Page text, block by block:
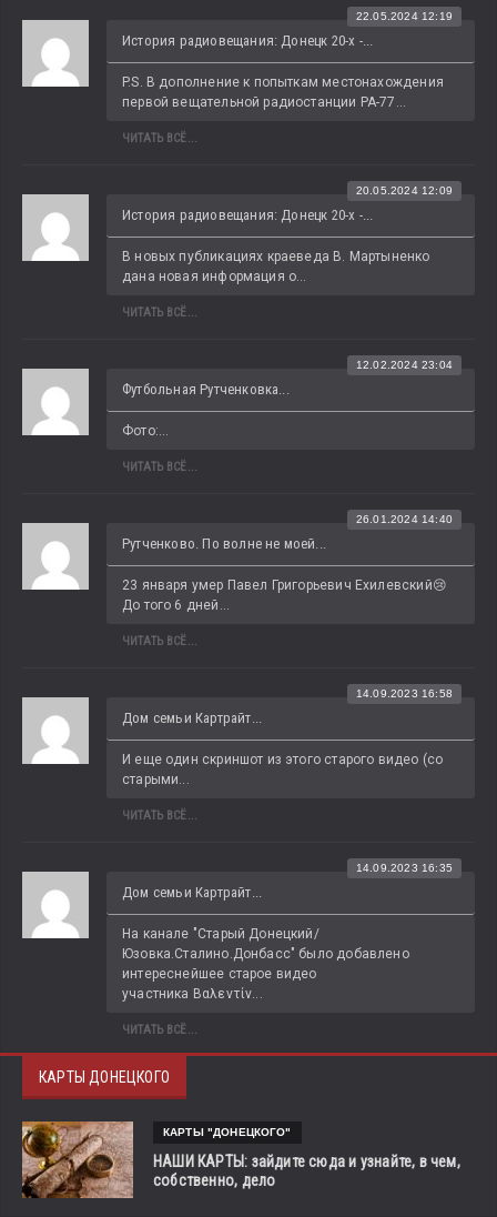
История радиовещания: Донецк 20-х -...
22.05.2024 12:19
P.S. В дополнение к попыткам местонахождения
первой вещательной радиостанции РА-77...
ЧИТАТЬ ВСЁ...
История радиовещания: Донецк 20-х -...
20.05.2024 12:09
В новых публикациях краеведа В. Мартыненко
дана новая информация о...
ЧИТАТЬ ВСЁ...
Футбольная Рутченковка...
12.02.2024 23:04
Фото:...
ЧИТАТЬ ВСЁ...
Рутченково. По волне не моей...
26.01.2024 14:40
23 января умер Павел Григорьевич Ехилевский😢
До того 6 дней...
ЧИТАТЬ ВСЁ...
Дом семьи Картрайт...
14.09.2023 16:58
И еще один скриншот из этого старого видео (со
старыми...
ЧИТАТЬ ВСЁ...
Дом семьи Картрайт...
14.09.2023 16:35
На канале "Старый Донецкий/
Юзовка.Сталино.Донбасс" было добавлено
интереснейшее старое видео
участника Βαλεντίν...
ЧИТАТЬ ВСЁ...
КАРТЫ ДОНЕЦКОГО
КАРТЫ "ДОНЕЦКОГО"
НАШИ КАРТЫ: зайдите сюда и узнайте, в чем,
собственно, дело